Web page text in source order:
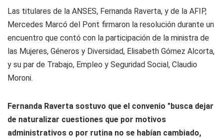
Las titulares de la ANSES, Fernanda Raverta, y de la AFIP,
Mercedes Marcó del Pont firmaron la resolución durante un
encuentro que contó con la participación de la ministra de
las Mujeres, Géneros y Diversidad, Elisabeth Gómez Alcorta,
y su par de Trabajo, Empleo y Seguridad Social, Claudio
Moroni.
Fernanda Raverta sostuvo que el convenio "busca dejar
de naturalizar cuestiones que por motivos
administrativos o por rutina no se habían cambiado,